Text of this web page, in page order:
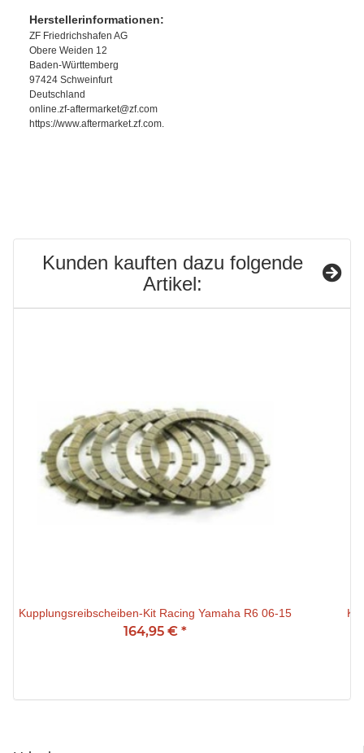
Herstellerinformationen:
ZF Friedrichshafen AG
Obere Weiden 12
Baden-Württemberg
97424 Schweinfurt
Deutschland
online.zf-aftermarket@zf.com
https://www.aftermarket.zf.com.
Kunden kauften dazu folgende
Artikel:
Kupplungsreibscheiben-Kit Racing Yamaha R6 06-15
164,95 € *